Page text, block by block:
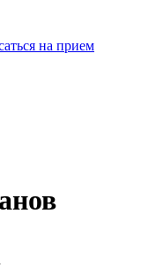
на прием